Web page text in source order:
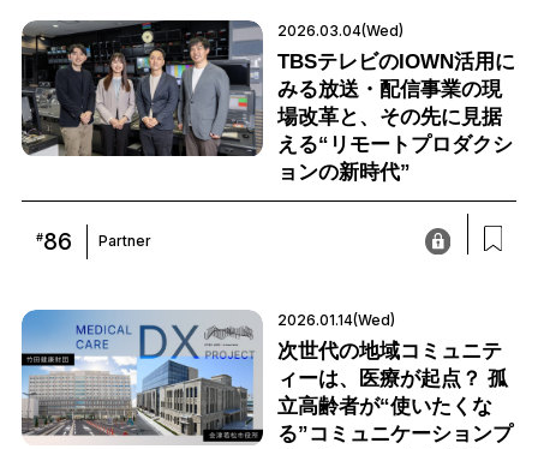
2026.03.04(Wed)
TBSテレビのIOWN活用に
みる放送・配信事業の現
場改革と、その先に見据
える“リモートプロダクシ
ョンの新時代”
#86 Partner
2026.01.14(Wed)
次世代の地域コミュニテ
ィーは、医療が起点？ 孤
立高齢者が“使いたくな
る”コミュニケーションプ